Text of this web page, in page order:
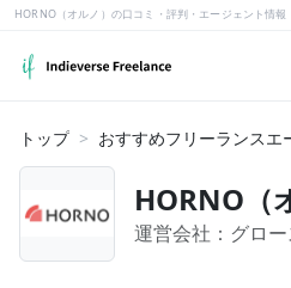
HORNO（オルノ）の口コミ・評判・エージェント情報
トップ おすすめフリーランスエ
HORNO（
運営会社： グロ